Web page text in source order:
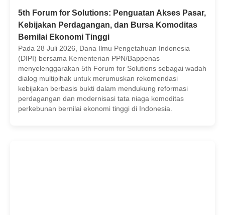
5th Forum for Solutions: Penguatan Akses Pasar,
Kebijakan Perdagangan, dan Bursa Komoditas
Bernilai Ekonomi Tinggi
Pada 28 Juli 2026, Dana Ilmu Pengetahuan Indonesia
(DIPI) bersama Kementerian PPN/Bappenas
menyelenggarakan 5th Forum for Solutions sebagai wadah
dialog multipihak untuk merumuskan rekomendasi
kebijakan berbasis bukti dalam mendukung reformasi
perdagangan dan modernisasi tata niaga komoditas
perkebunan bernilai ekonomi tinggi di Indonesia.